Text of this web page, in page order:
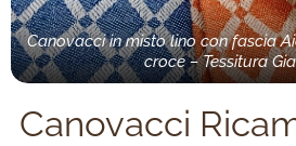
Canovacci in misto lino con fascia
croce – Tessitura
Canovacci